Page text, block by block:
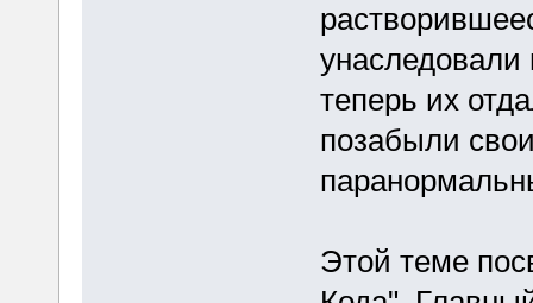
унаследовали
теперь их
позабыли
Этой теме